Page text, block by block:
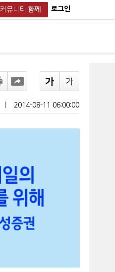
커뮤니티 함께 로그인
2014-08-11 06:00:00